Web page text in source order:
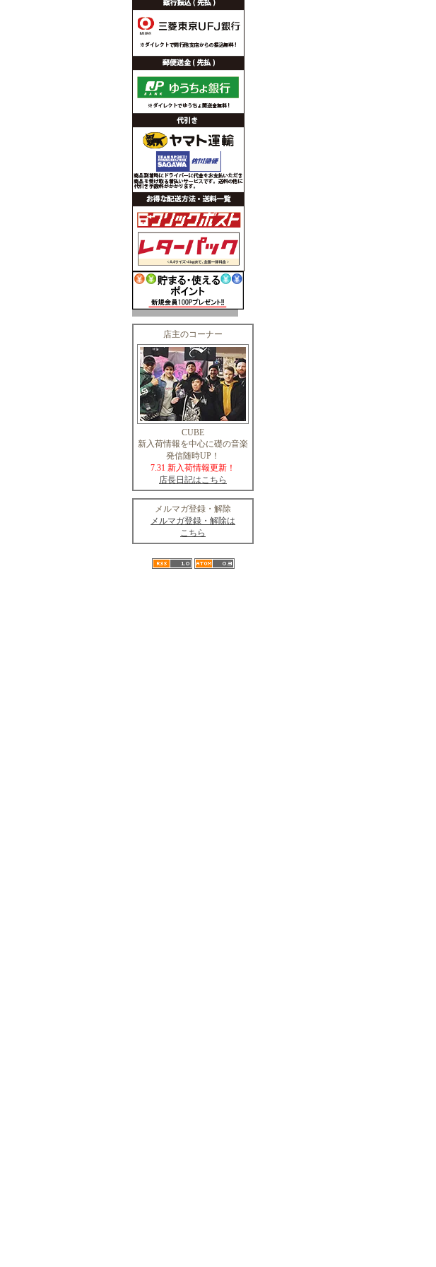
店主のコーナー
CUBE
新入荷情報を中心に礎の音楽
発信随時UP！
7.31 新入荷情報更新！
店長日記はこちら
メルマガ登録・解除
メルマガ登録・解除は
こちら